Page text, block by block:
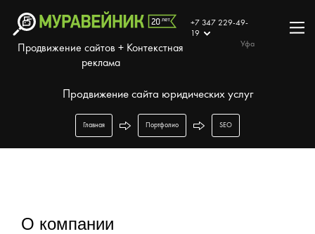
Продвижение сайтов + Контекстная
реклама
+7 347 229-49-
19
Уфа
Продвижение сайта юридических услуг
Главная Портфолио SEO
О компании